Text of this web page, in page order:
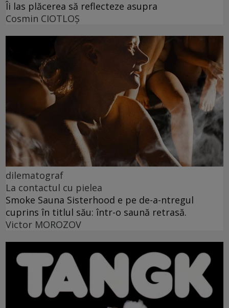
Îi las plăcerea să reflecteze asupra
Cosmin CIOTLOŞ
dilematograf
La contactul cu pielea
Smoke Sauna Sisterhood e pe de-a-ntregul
cuprins în titlul său: într-o saună retrasă.
Victor MOROZOV